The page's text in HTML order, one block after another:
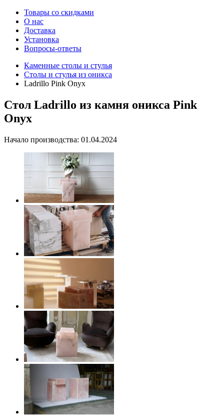
Товары со скидками
О нас
Доставка
Установка
Вопросы-ответы
Каменные столы и стулья
Столы и стулья из оникса
Ladrillo Pink Onyx
Стол Ladrillo из камня оникса Pink
Onyx
Начало производства: 01.04.2024